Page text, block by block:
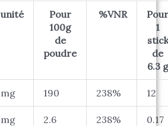
unité
Pour
100g
de
poudre
%VNR
Pour
1
stick
de
6.3 g
mg 190 238% 12
mg 2.6 238% 0.17